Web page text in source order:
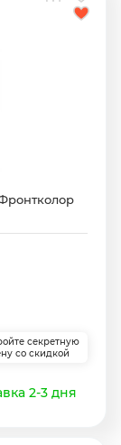
секретную
со скидкой
2-3 дня